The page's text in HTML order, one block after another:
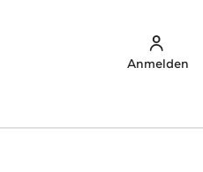
Anmelden